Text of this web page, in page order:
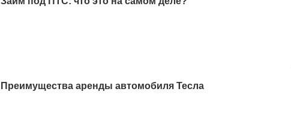
Преимущества аренды автомобиля Тесла